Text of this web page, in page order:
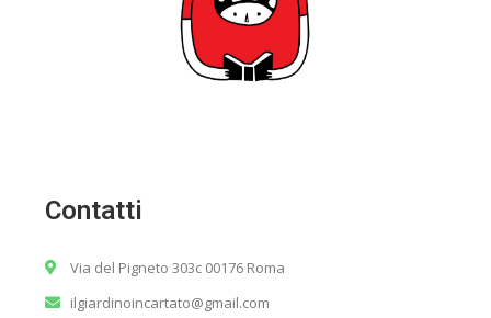
Contatti
Via del Pigneto 303c 00176 Roma
ilgiardinoincartato@gmail.com